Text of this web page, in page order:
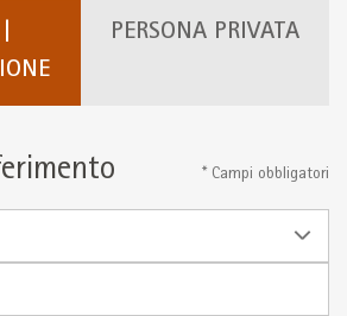
PERSONA PRIVATA
* Campi obbligatori